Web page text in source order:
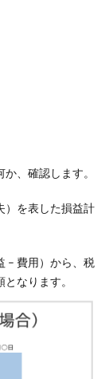
、確認します。
）を表した損益計
– 費用）から、税
なります。